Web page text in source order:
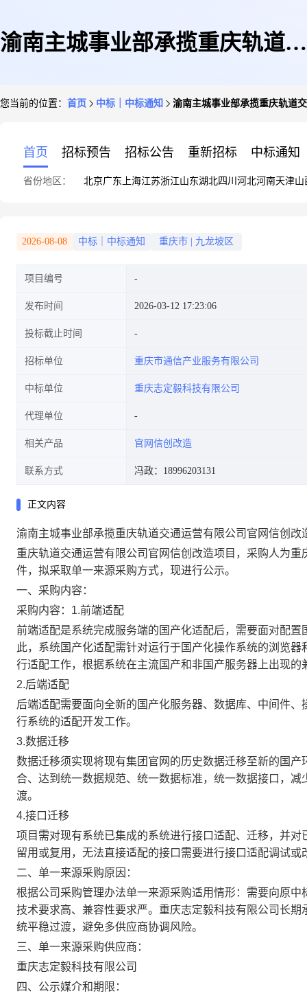
渝南主城事业部承揽重庆轨道交
您当前的位置： 首页 中标｜中标通知 渝南主城事业部承揽重庆轨道
首页 招标预告 招标公告 重新招标 中标通知
省份地区： 北京广东 上海江苏浙江山东湖北四川 河北河南天津山
2026-08-08 中标｜中标通知 重庆市 九龙坡区
项目编号
发布时间 2026-03-12 17:23:06
投标截止时间
招标单位 重庆市通信产业服务有限公司
中标单位 重庆志定毅科技有限公司
代理单位
相关产品 官网信创改造
联系方式 冯政：18996203131
正文内容
渝南主城事业部承揽重庆轨道交通运营有限公司官网信创改
重庆轨道交通运营有限公司官网信创改造项目，采购人为
件，拟采取单一来源采购方式，现进行公示。
一、采购内容：
采购内容： 1.前端适配
前端适配是系统完成服务端的国产化适配后，需要面对配
此，系统国产化适配需针对运行于国产化操作系统的浏览器
行适配工作，根据系统在主流国产和非国产服务器上出现的
2.后端适配
后端适配需要面向全新的国产化服务器、数据库、中间件
行系统的适配开发工作。
3.数据迁移
数据迁移须实现将现有集团官网的历史数据迁移至新的国
合、达到统一数据规范、统一数据标准，统一数据接口，
渡。
4.接口迁移
项目需对现有系统已集成的系统进行接口适配、迁移，并
留用或复用，无法直接适配的接口需要进行接口适配调试或
二、单一来源采购原因：
根据公司采购管理办法单一来源采购适用情形：需要向原中
技术要求高、兼容性要求严。 重庆志定毅科技有限公司 长期
统平稳过渡，避免多供应商协调风险。
三、 单一来源采购供应商：
重庆志定毅科技有限公司
四、 公示媒介和期限：